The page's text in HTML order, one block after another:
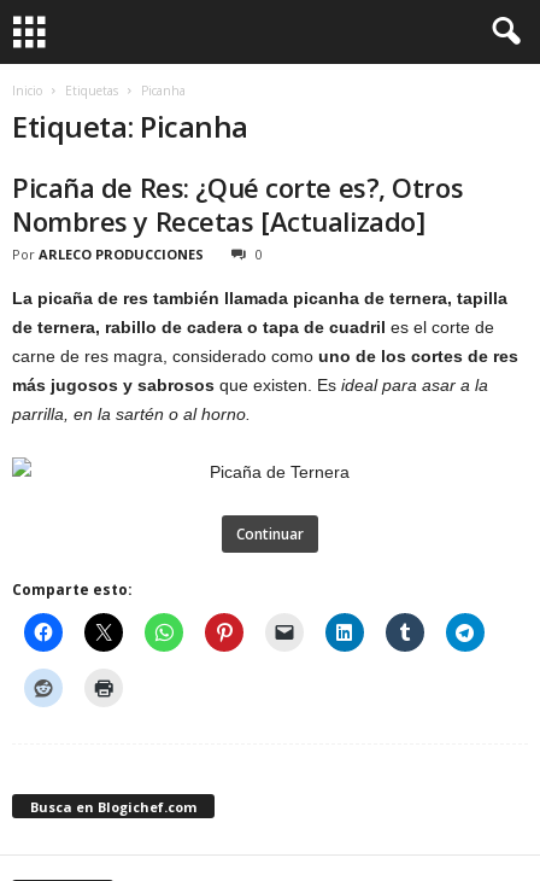
Inicio Etiquetas Picanha
Etiqueta: Picanha
Picaña de Res: ¿Qué corte es?, Otros
Nombres y Recetas [Actualizado]
Por ARLECO PRODUCCIONES 0
La picaña de res también llamada picanha de ternera, tapilla
de ternera, rabillo de cadera o tapa de cuadril es el corte de
carne de res magra, considerado como uno de los cortes de res
más jugosos y sabrosos que existen. Es ideal para asar a la
parrilla, en la sartén o al horno.
Continuar
Comparte esto:
Busca en Blogichef.com